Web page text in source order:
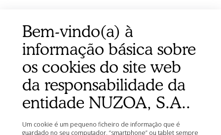
Bem-vindo(a) à
informação básica sobre
os cookies do site web
da responsabilidade da
entidade NUZOA, S.A..
Um cookie é um pequeno ficheiro de informação que é
guardado no seu computador, “smartphone” ou tablet sempre